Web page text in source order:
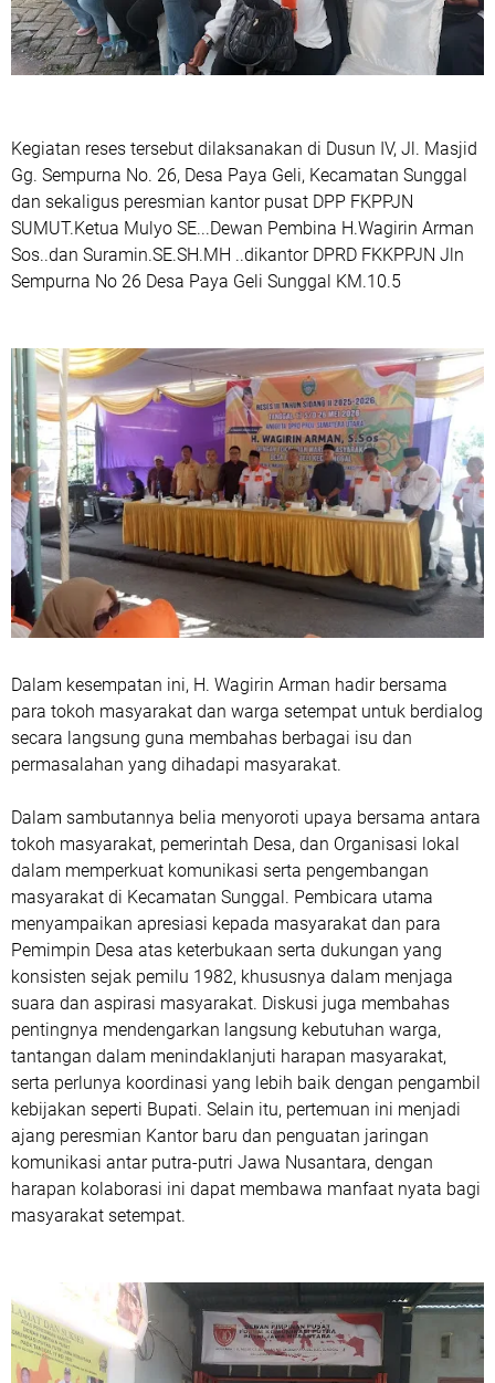
‎Kegiatan reses tersebut dilaksanakan di Dusun IV, Jl. Masjid
Gg. Sempurna No. 26, Desa Paya Geli, Kecamatan Sunggal
dan sekaligus peresmian kantor pusat DPP FKPPJN
SUMUT.Ketua Mulyo SE...Dewan Pembina H.Wagirin Arman
Sos..dan Suramin.SE.SH.MH ..dikantor DPRD FKKPPJN Jln
Sempurna No 26 Desa Paya Geli Sunggal KM.10.5
‎Dalam kesempatan ini, H. Wagirin Arman hadir bersama
para tokoh masyarakat dan warga setempat untuk berdialog
secara langsung guna membahas berbagai isu dan
permasalahan yang dihadapi masyarakat.
‎Dalam sambutannya belia menyoroti upaya bersama antara
tokoh masyarakat, pemerintah Desa, dan Organisasi lokal
dalam memperkuat komunikasi serta pengembangan
masyarakat di Kecamatan Sunggal. Pembicara utama
menyampaikan apresiasi kepada masyarakat dan para
Pemimpin Desa atas keterbukaan serta dukungan yang
konsisten sejak pemilu 1982, khususnya dalam menjaga
suara dan aspirasi masyarakat. Diskusi juga membahas
pentingnya mendengarkan langsung kebutuhan warga,
tantangan dalam menindaklanjuti harapan masyarakat,
serta perlunya koordinasi yang lebih baik dengan pengambil
kebijakan seperti Bupati. Selain itu, pertemuan ini menjadi
ajang peresmian Kantor baru dan penguatan jaringan
komunikasi antar putra-putri Jawa Nusantara, dengan
harapan kolaborasi ini dapat membawa manfaat nyata bagi
masyarakat setempat.